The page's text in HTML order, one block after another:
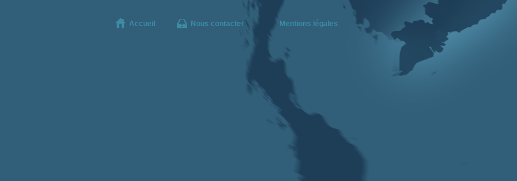
Accueil Nous contacter Mentions légales